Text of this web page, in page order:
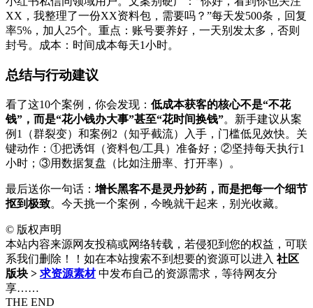
XX，我整理了一份XX资料包，需要吗？”每天发500条，回复
率5%，加人25个。重点：账号要养好，一天别发太多，否则
封号。成本：时间成本每天1小时。
总结与行动建议
看了这10个案例，你会发现： 低成本获客的核心不是“不花
钱”，而是“花小钱办大事”甚至“花时间换钱”。新手建议从案
例1（群裂变）和案例2（知乎截流）入手，门槛低见效快。关
键动作：①把诱饵（资料包/工具）准备好；②坚持每天执行1
小时；③用数据复盘（比如注册率、打开率）。
最后送你一句话： 增长黑客不是灵丹妙药，而是把每一个细节
抠到极致。今天挑一个案例，今晚就干起来，别光收藏。
© 版权声明
本站内容来源网友投稿或网络转载，若侵犯到您的权益，可联
系我们删除！！如在本站搜索不到想要的资源可以进入 社区
版块 > 求资源素材 中发布自己的资源需求，等待网友分
享……
THE END